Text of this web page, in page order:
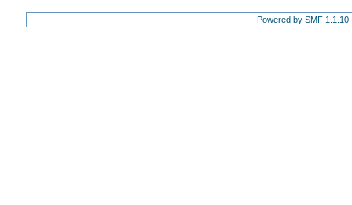
Powered by SMF 1.1.10